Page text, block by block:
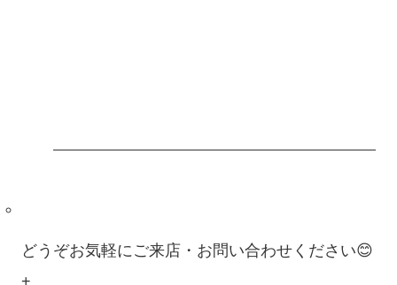
どうぞお気軽にご来店・お問い合わせください😊
+